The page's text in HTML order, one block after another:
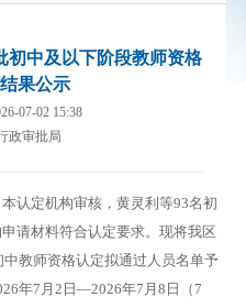
初中及以下阶段教师资格
果公示
07-02 15:38
政审批局
认定机构审核，黄灵利等93名初
请材料符合认定要求。现将我区
教师资格认定拟通过人员名单予
年7月2日—2026年7月8日（7